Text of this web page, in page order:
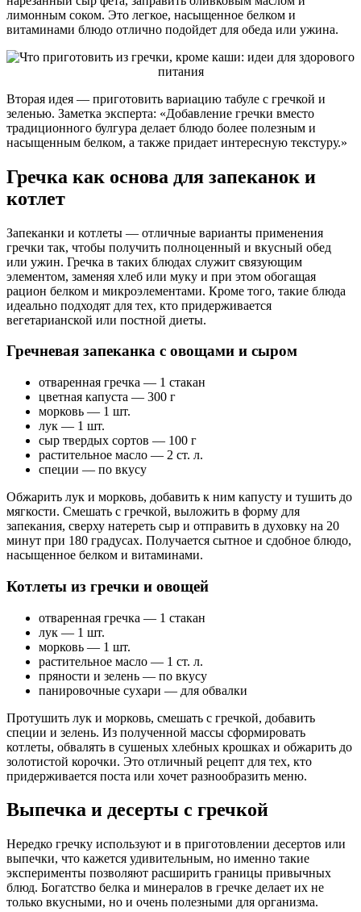
лимонным соком. Это легкое, насыщенное белком и
витаминами блюдо отлично подойдет для обеда или ужина.
Вторая идея — приготовить вариацию табуле с гречкой и
зеленью. Заметка эксперта: «Добавление гречки вместо
традиционного булгура делает блюдо более полезным и
насыщенным белком, а также придает интересную текстуру.»
Гречка как основа для запеканок и
котлет
Запеканки и котлеты — отличные варианты применения
гречки так, чтобы получить полноценный и вкусный обед
или ужин. Гречка в таких блюдах служит связующим
элементом, заменяя хлеб или муку и при этом обогащая
рацион белком и микроэлементами. Кроме того, такие блюда
идеально подходят для тех, кто придерживается
вегетарианской или постной диеты.
Гречневая запеканка с овощами и сыром
отваренная гречка — 1 стакан
цветная капуста — 300 г
морковь — 1 шт.
лук — 1 шт.
сыр твердых сортов — 100 г
растительное масло — 2 ст. л.
специи — по вкусу
Обжарить лук и морковь, добавить к ним капусту и тушить до
мягкости. Смешать с гречкой, выложить в форму для
запекания, сверху натереть сыр и отправить в духовку на 20
минут при 180 градусах. Получается сытное и сдобное блюдо,
насыщенное белком и витаминами.
Котлеты из гречки и овощей
отваренная гречка — 1 стакан
лук — 1 шт.
морковь — 1 шт.
растительное масло — 1 ст. л.
пряности и зелень — по вкусу
панировочные сухари — для обвалки
Протушить лук и морковь, смешать с гречкой, добавить
специи и зелень. Из полученной массы сформировать
котлеты, обвалять в сушеных хлебных крошках и обжарить до
золотистой корочки. Это отличный рецепт для тех, кто
придерживается поста или хочет разнообразить меню.
Выпечка и десерты с гречкой
Нередко гречку используют и в приготовлении десертов или
выпечки, что кажется удивительным, но именно такие
эксперименты позволяют расширить границы привычных
блюд. Богатство белка и минералов в гречке делает их не
только вкусными, но и очень полезными для организма.